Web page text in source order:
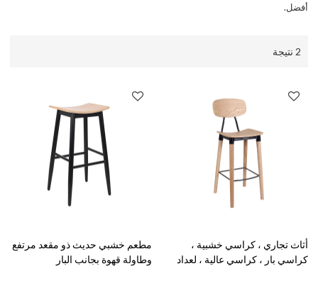
أفضل.
2 نتيجة
أثاث تجاري ، كراسي خشبية ،
كراسي بار ، كراسي عالية ، لعداد
مطعم خشبي حديث ذو مقعد مرتفع
وطاولة قهوة بجانب البار